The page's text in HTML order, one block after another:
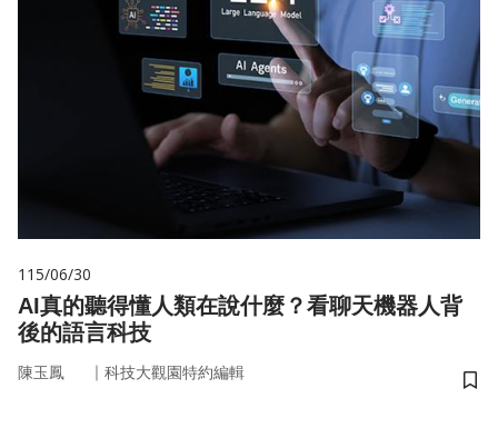
115/06/30
AI真的聽得懂人類在說什麼？看聊天機器人背
後的語言科技
陳玉鳳 ｜ 科技大觀園特約編輯
儲